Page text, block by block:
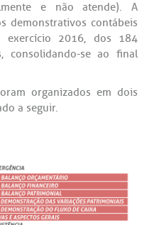
e não atende). A
demonstrativos contábeis
exercício 2016, dos 184
consolidando-se ao final
organizados em dois
a seguir.